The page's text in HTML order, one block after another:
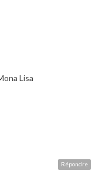
Lisa
Répondre